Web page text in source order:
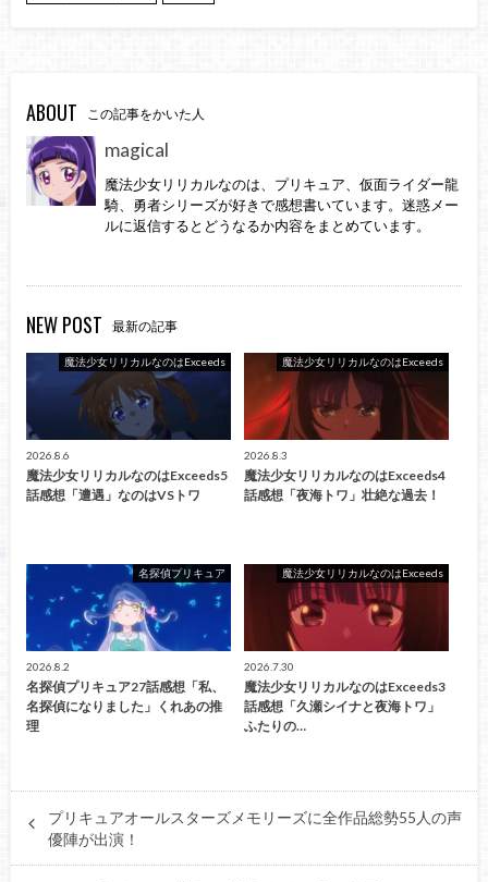
ABOUT この記事をかいた人
magical
魔法少女リリカルなのは、プリキュア、仮面ライダー龍
騎、勇者シリーズが好きで感想書いています。迷惑メー
ルに返信するとどうなるか内容をまとめています。
NEW POST 最新の記事
魔法少女リリカルなのはExceeds
2026.8.6
魔法少女リリカルなのはExceeds5
話感想「遭遇」なのはVSトワ
魔法少女リリカルなのはExceeds
2026.8.3
魔法少女リリカルなのはExceeds4
話感想「夜海トワ」壮絶な過去！
名探偵プリキュア
2026.8.2
名探偵プリキュア27話感想「私、
名探偵になりました」くれあの推
理
魔法少女リリカルなのはExceeds
2026.7.30
魔法少女リリカルなのはExceeds3
話感想「久瀬シイナと夜海トワ」
ふたりの…
プリキュアオールスターズメモリーズに全作品総勢55人の声
優陣が出演！